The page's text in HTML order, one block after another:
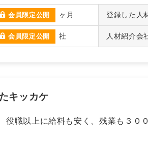
会員限定公開 ヶ月 登録した人
会員限定公開 社 人材紹介会
キッカケ
役職以上に給料も安く、残業も３０